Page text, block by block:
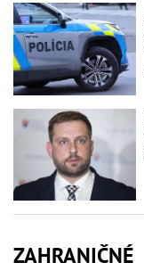
ZAHRANIČNÉ